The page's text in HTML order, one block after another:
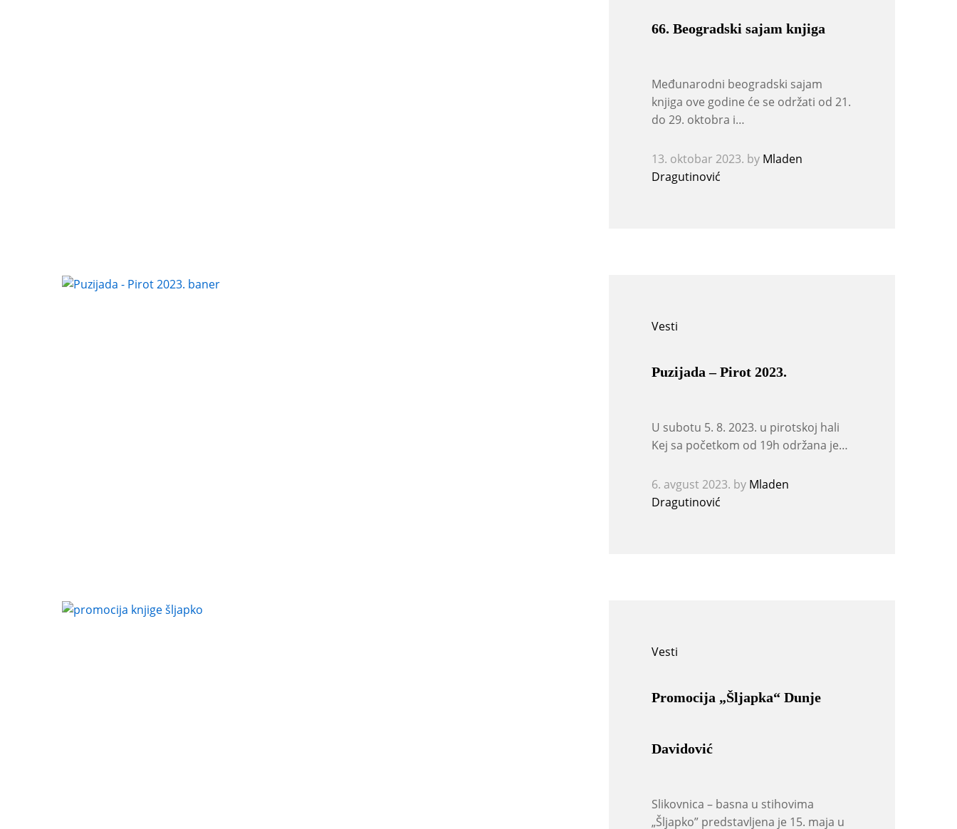
66. Beogradski sajam knjiga
Međunarodni beogradski sajam
knjiga ove godine će se održati od 21.
do 29. oktobra i…
13. oktobar 2023. by Mladen
Dragutinović
Vesti
Puzijada – Pirot 2023.
U subotu 5. 8. 2023. u pirotskoj hali
Kej sa početkom od 19h održana je…
6. avgust 2023. by Mladen
Dragutinović
Vesti
Promocija „Šljapka“ Dunje
Davidović
Slikovnica – basna u stihovima
„Šljapko” predstavljena je 15. maja u